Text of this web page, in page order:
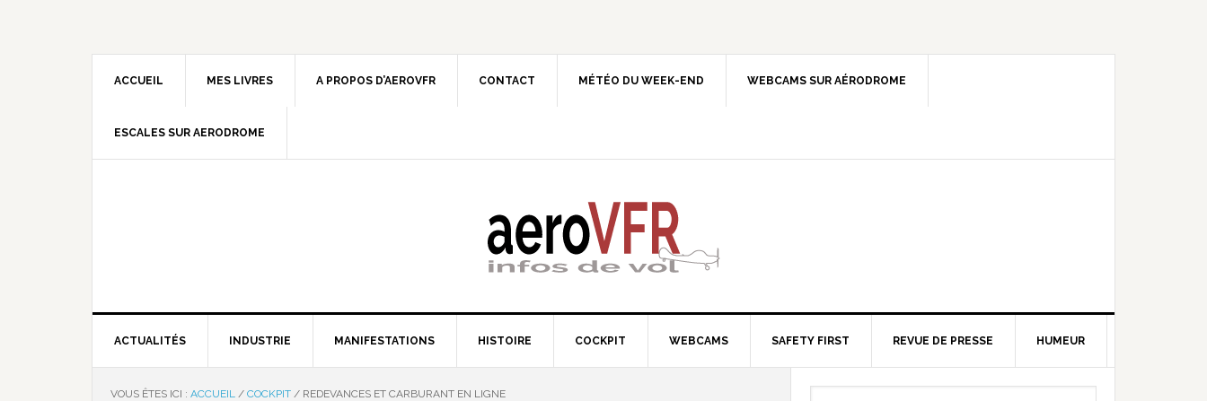
ACCUEIL MES LIVRES A PROPOS D’AEROVFR CONTACT MÉTÉO DU WEEK-END WEBCAMS SUR AÉRODROME
ESCALES SUR AERODROME
ACTUALITÉS INDUSTRIE MANIFESTATIONS HISTOIRE COCKPIT WEBCAMS SAFETY FIRST REVUE DE PRESSE HUMEUR
VOUS ÊTES ICI : ACCUEIL / COCKPIT / REDEVANCES ET CARBURANT EN LIGNE